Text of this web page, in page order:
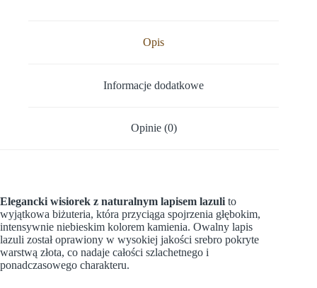
Opis
Informacje dodatkowe
Opinie (0)
Elegancki wisiorek z naturalnym lapisem lazuli to
wyjątkowa biżuteria, która przyciąga spojrzenia głębokim,
intensywnie niebieskim kolorem kamienia. Owalny lapis
lazuli został oprawiony w wysokiej jakości srebro pokryte
warstwą złota, co nadaje całości szlachetnego i
ponadczasowego charakteru.